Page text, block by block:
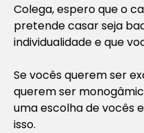
Colega, espero que o
pretende casar seja
individualidade e que
Se vocês querem ser
querem ser
uma escolha de vocês
isso.